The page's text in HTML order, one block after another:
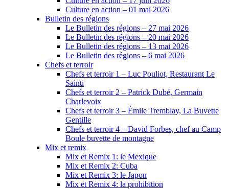
Culture en action – 01 mai 2026
Bulletin des régions
Le Bulletin des régions – 27 mai 2026
Le Bulletin des régions – 20 mai 2026
Le Bulletin des régions – 13 mai 2026
Le Bulletin des régions – 6 mai 2026
Chefs et terroir
Chefs et terroir 1 – Luc Pouliot, Restaurant Le
Sainti
Chefs et terroir 2 – Patrick Dubé, Germain
Charlevoix
Chefs et terroir 3 – Émile Tremblay, La Buvette
Gentille
Chefs et terroir 4 – David Forbes, chef au Camp
Boule buvette de montagne
Mix et remix
Mix et Remix 1: le Mexique
Mix et Remix 2: Cuba
Mix et Remix 3: le Japon
Mix et Remix 4: la prohibition